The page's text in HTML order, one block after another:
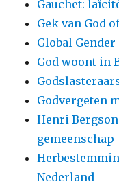
Gauchet:
Gek van God
Global
God woont in
Godvergeten
Henri
gemeenschap
Nederland